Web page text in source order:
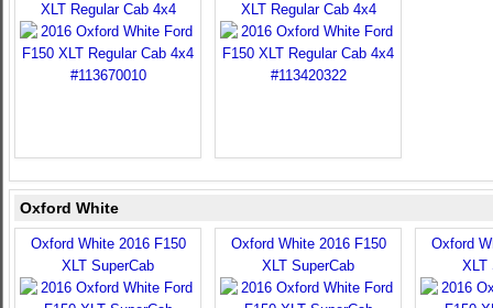
XLT Regular Cab 4x4
XLT Regular Cab 4x4
Oxford White
Oxford White 2016 F150
XLT SuperCab
Oxford White 2016 F150
XLT SuperCab
Oxford
XLT